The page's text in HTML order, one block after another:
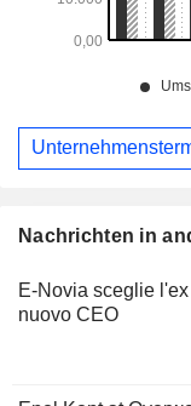
Nachrichten in
E-Novia sceglie
nuovo CEO